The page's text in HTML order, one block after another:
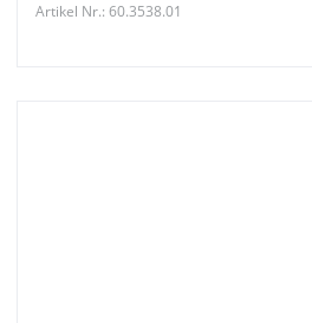
Artikel Nr.: 60.3538.01